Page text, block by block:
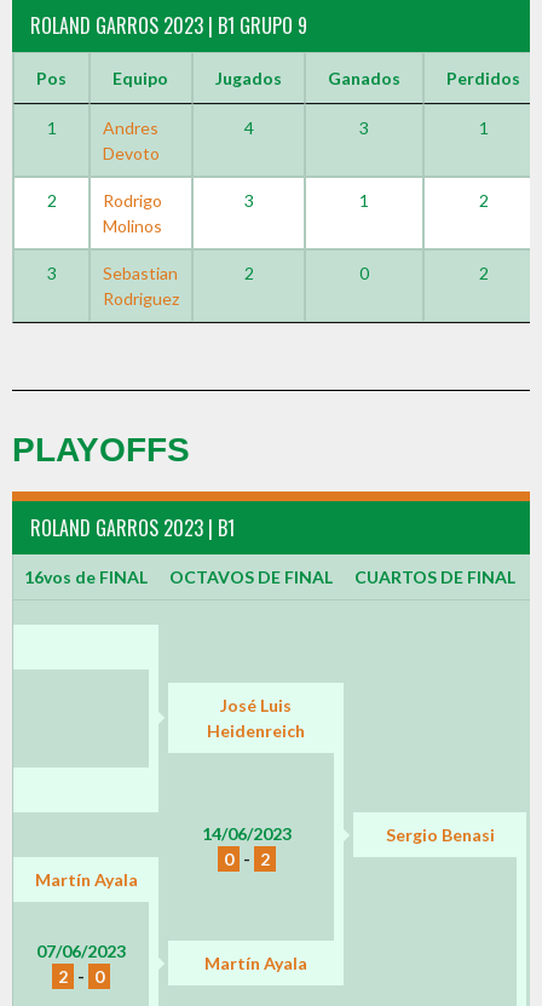
ROLAND GARROS 2023 | B1 GRUPO 9
Pos Equipo Jugados Ganados Perdidos
1
Andres
Devoto
4 3 1
2
Rodrigo
Molinos
3 1 2
3
Sebastian
Rodriguez
2 0 2
PLAYOFFS
ROLAND GARROS 2023 | B1
16vos de FINAL OCTAVOS DE FINAL CUARTOS DE FINAL
José Luis
Heidenreich
14/06/2023
0 - 2
Sergio Benasi
Martín Ayala
07/06/2023
2 - 0
Martín Ayala